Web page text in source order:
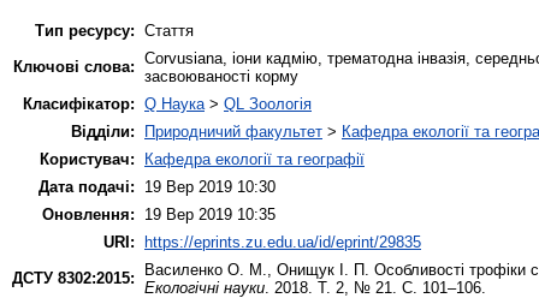
Тип ресурсу: Стаття
Ключові слова: Corvusiana, іони кадмію, трематодна інвазія,
засвоюваності корму
Класифікатор: Q Наука > QL Зоологія
Відділи:
Природничий факультет > Кафедра екології та
Користувач:
Кафедра екології та географії
Дата подачі:
19 Вер 2019 10:30
Оновлення:
19 Вер 2019 10:35
URI: https://eprints.zu.edu.ua/id/eprint/29835
ДСТУ 8302:2015:
Василенко О. М. Онищук І. П. Особливості трофіки
Екологічні науки . 2018. Т. 2, № 21. С. 101–106.